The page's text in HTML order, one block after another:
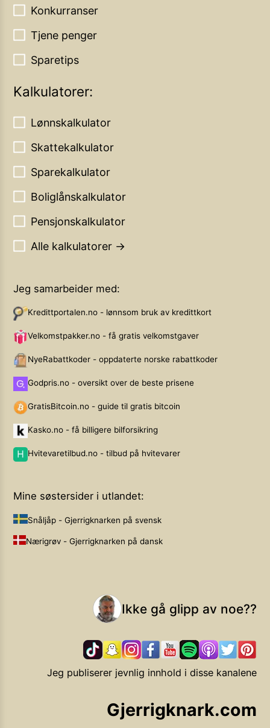
Konkurranser
Tjene penger
Sparetips
Kalkulatorer:
Lønnskalkulator
Skattekalkulator
Sparekalkulator
Boliglånskalkulator
Pensjonskalkulator
Alle kalkulatorer →
Jeg samarbeider med:
Kredittportalen.no - lønnsom bruk av kredittkort
Velkomstpakker.no - få gratis velkomstgaver
NyeRabattkoder - oppdaterte norske rabattkoder
Godpris.no - oversikt over de beste prisene
GratisBitcoin.no - guide til gratis bitcoin
Kasko.no - få billigere bilforsikring
Hvitevaretilbud.no - tilbud på hvitevarer
Mine søstersider i utlandet:
Snåljåp - Gjerrigknarken på svensk
Nærigrøv - Gjerrigknarken på dansk
Ikke gå glipp av noe??
Jeg publiserer jevnlig innhold i disse kanalene
Gjerrigknark.com